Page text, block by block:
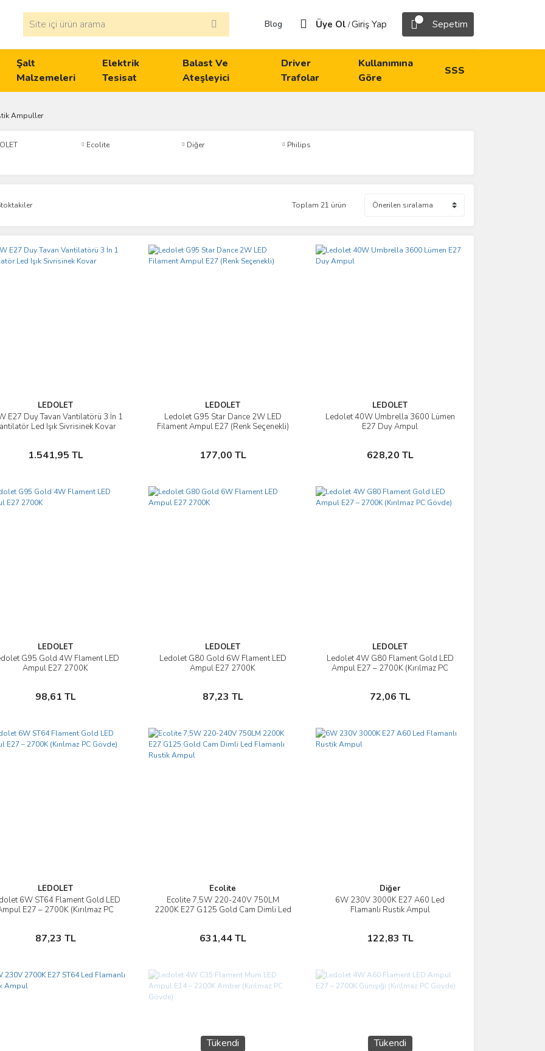
Blog Üye Ol /Giriş Yap Sepetim
Şalt
Malzemeleri
Elektrik
Tesisat
Balast Ve
Ateşleyici
Driver
Trafolar
Kullanımına
Göre
SSS
Ampuller
Ecolite Diğer Philips
Toplam 21 ürün
LEDOLET
E27 Duy Tavan Vantilatörü 3 İn 1
Led Işık Sivrisinek Kovar
1.541,95 TL
İncele
Sepete Ekle
LEDOLET
Ledolet G95 Star Dance 2W LED
Filament Ampul E27 (Renk Seçenekli)
177,00 TL
İncele
Sepete Ekle
LEDOLET
Ledolet 40W Umbrella 3600 Lümen
E27 Duy Ampul
628,20 TL
İncele
Sepete Ekle
LEDOLET
G95 Gold 4W Flament LED
Ampul E27 2700K
98,61 TL
İncele
Sepete Ekle
LEDOLET
Ledolet G80 Gold 6W Flament LED
Ampul E27 2700K
87,23 TL
İncele
Sepete Ekle
LEDOLET
Ledolet 4W G80 Flament Gold LED
Ampul E27 – 2700K (Kırılmaz PC
72,06 TL
İncele
Sepete Ekle
LEDOLET
6W ST64 Flament Gold LED
E27 – 2700K (Kırılmaz PC
87,23 TL
İncele
Sepete Ekle
Ecolite
Ecolite 7,5W 220-240V 750LM
2200K E27 G125 Gold Cam Dimli Led
631,44 TL
İncele
Sepete Ekle
Diğer
6W 230V 3000K E27 A60 Led
Flamanlı Rustik Ampul
122,83 TL
İncele
Sepete Ekle
Tükendi Tükendi